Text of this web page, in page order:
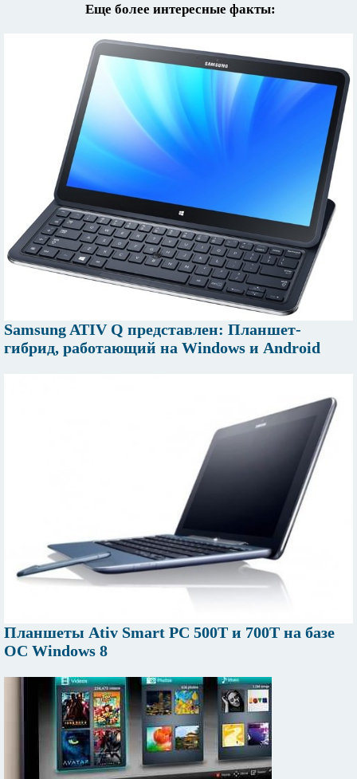
Еще более интересные факты:
Samsung ATIV Q представлен: Планшет-
гибрид, работающий на Windows и Android
Планшеты Ativ Smart PC 500Т и 700Т на базе
ОС Windows 8